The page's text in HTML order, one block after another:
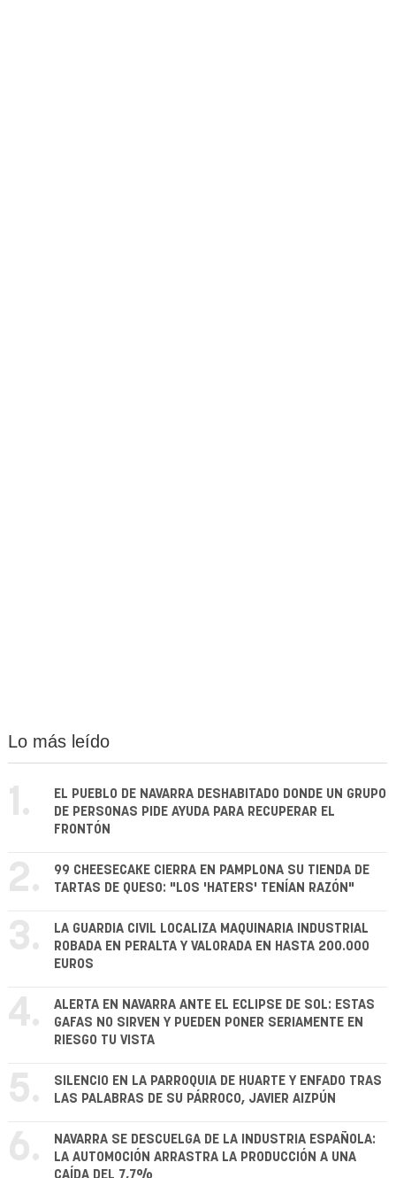
Lo más leído
1.
EL PUEBLO DE NAVARRA DESHABITADO DONDE UN GRUPO
DE PERSONAS PIDE AYUDA PARA RECUPERAR EL
FRONTÓN
2.
99 CHEESECAKE CIERRA EN PAMPLONA SU TIENDA DE
TARTAS DE QUESO: "LOS 'HATERS' TENÍAN RAZÓN"
3.
LA GUARDIA CIVIL LOCALIZA MAQUINARIA INDUSTRIAL
ROBADA EN PERALTA Y VALORADA EN HASTA 200.000
EUROS
4.
ALERTA EN NAVARRA ANTE EL ECLIPSE DE SOL: ESTAS
GAFAS NO SIRVEN Y PUEDEN PONER SERIAMENTE EN
RIESGO TU VISTA
5.
SILENCIO EN LA PARROQUIA DE HUARTE Y ENFADO TRAS
LAS PALABRAS DE SU PÁRROCO, JAVIER AIZPÚN
6.
NAVARRA SE DESCUELGA DE LA INDUSTRIA ESPAÑOLA:
LA AUTOMOCIÓN ARRASTRA LA PRODUCCIÓN A UNA
CAÍDA DEL 7,7%